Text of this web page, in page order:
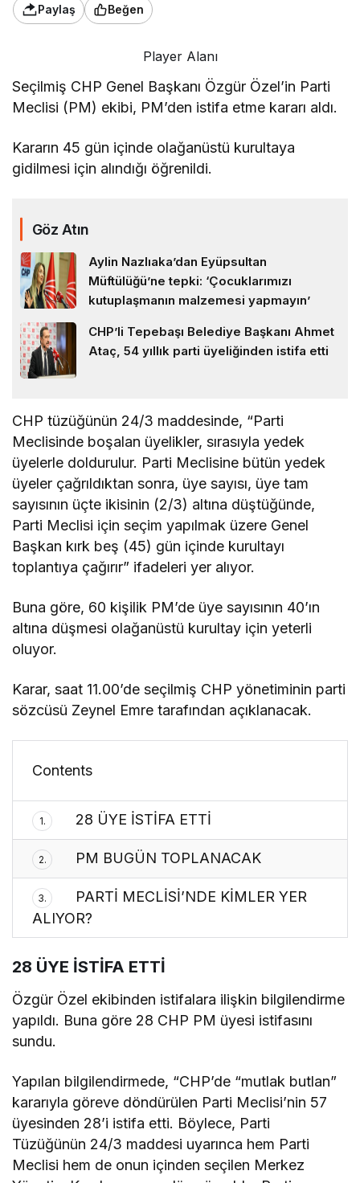
Paylaş Beğen
Player Alanı
Seçilmiş CHP Genel Başkanı Özgür Özel’in Parti
Meclisi (PM) ekibi, PM’den istifa etme kararı aldı.
Kararın 45 gün içinde olağanüstü kurultaya
gidilmesi için alındığı öğrenildi.
Göz Atın
Aylin Nazlıaka’dan Eyüpsultan
Müftülüğü’ne tepki: ‘Çocuklarımızı
kutuplaşmanın malzemesi yapmayın’
CHP’li Tepebaşı Belediye Başkanı Ahmet
Ataç, 54 yıllık parti üyeliğinden istifa etti
CHP tüzüğünün 24/3 maddesinde, “Parti
Meclisinde boşalan üyelikler, sırasıyla yedek
üyelerle doldurulur. Parti Meclisine bütün yedek
üyeler çağrıldıktan sonra, üye sayısı, üye tam
sayısının üçte ikisinin (2/3) altına düştüğünde,
Parti Meclisi için seçim yapılmak üzere Genel
Başkan kırk beş (45) gün içinde kurultayı
toplantıya çağırır” ifadeleri yer alıyor.
Buna göre, 60 kişilik PM’de üye sayısının 40’ın
altına düşmesi olağanüstü kurultay için yeterli
oluyor.
Karar, saat 11.00’de seçilmiş CHP yönetiminin parti
sözcüsü Zeynel Emre tarafından açıklanacak.
Contents
1. 28 ÜYE İSTİFA ETTİ
2. PM BUGÜN TOPLANACAK
3.
PARTİ MECLİSİ’NDE KİMLER YER
ALIYOR?
28 ÜYE İSTİFA ETTİ
Özgür Özel ekibinden istifalara ilişkin bilgilendirme
yapıldı. Buna göre 28 CHP PM üyesi istifasını
sundu.
Yapılan bilgilendirmede, “CHP’de “mutlak butlan”
kararıyla göreve döndürülen Parti Meclisi’nin 57
üyesinden 28’i istifa etti. Böylece, Parti
Tüzüğünün 24/3 maddesi uyarınca hem Parti
Meclisi hem de onun içinden seçilen Merkez